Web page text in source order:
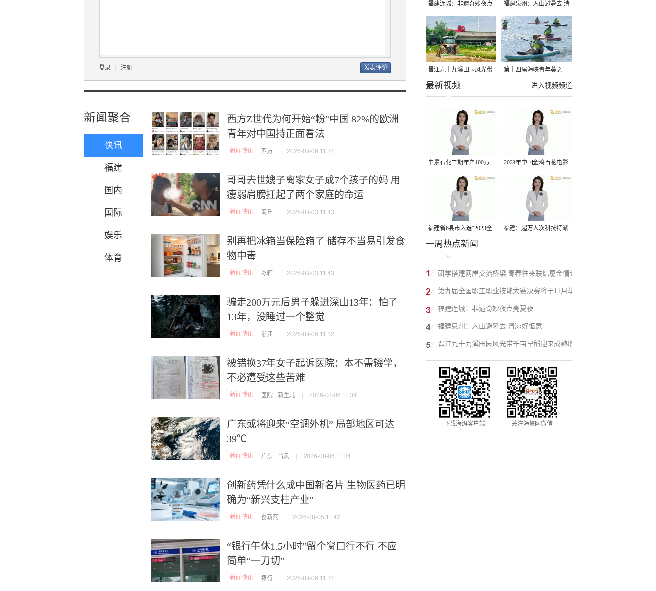
登录 注册
新闻聚合
快讯
福建
国内
国际
娱乐
体育
西方Z世代为何开始“粉”中国 82%的欧洲
青年对中国持正面看法
新闻快讯 西方 2026-08-06 11:34
哥哥去世嫂子离家女子成7个孩子的妈 用
瘦弱肩膀扛起了两个家庭的命运
新闻快讯 商丘 2026-08-03 11:43
别再把冰箱当保险箱了 储存不当易引发食
物中毒
新闻快讯 冰箱 2026-08-03 11:43
骗走200万元后男子躲进深山13年：怕了
13年，没睡过一个整觉
新闻快讯 浙江 2026-08-06 11:32
被错换37年女子起诉医院：本不需辍学，
不必遭受这些苦难
新闻快讯 医院 新生儿 2026-08-06 11:34
广东或将迎来“空调外机” 局部地区可达
39℃
新闻快讯 广东 台风 2026-08-06 11:34
创新药凭什么成中国新名片 生物医药已明
确为“新兴支柱产业”
新闻快讯 创新药 2026-08-05 11:42
“银行午休1.5小时”留个窗口行不行 不应
简单“一刀切”
新闻快讯 银行 2026-08-06 11:34
福建连城：非遗奇妙夜点
亮夏夜
福建泉州：入山避暑去 清
凉好惬意
晋江九十九溪田园风光带
千亩早稻迎来成熟收割季
第十四届海峡青年荟之
2026榕台青年大学生水上
进入视频频道
最新视频
中景石化二期年产100万
吨丙烷脱氢项目建成中交
2023年中国金鸡百花电影
节有福电影巡展31日启动
福建省6县市入选“2023全
国县域发展潜力百强县”
福建：超万人次科技特派
一周热点新闻
研学搭建两岸交流桥梁 青春往来联结厦金情谊
第九届全国职工职业技能大赛决赛将于11月举
行
福建连城：非遗奇妙夜点亮夏夜
福建泉州：入山避暑去 清凉好惬意
晋江九十九溪田园风光带千亩早稻迎来成熟收
割季
下载海湃客户端 关注海峡网微信